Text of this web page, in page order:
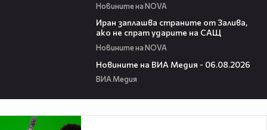
Новините на NOVA
Иран заплашва страните от Залива,
ако не спрат ударите на САЩ
Новините на NOVA
Новините на ВИА Медия - 06.08.2026
ВИА Медия